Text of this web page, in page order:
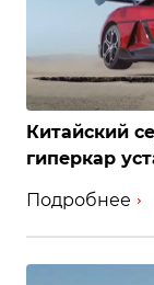
Китайский
гиперкар
Подробнее